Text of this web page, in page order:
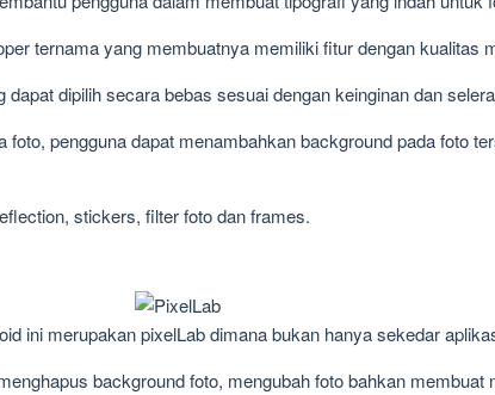
ternama yang membuatnya memiliki fitur dengan kualitas
dipilih secara bebas sesuai dengan keinginan dan
pengguna dapat menambahkan background pada foto
stickers, filter foto dan frames.
ini merupakan pixelLab dimana bukan hanya sekedar
background foto, mengubah foto bahkan membuat